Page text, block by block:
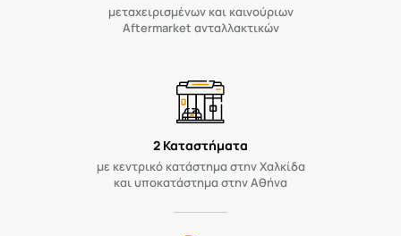
μεταχειρισμένων και καινούριων
Aftermarket ανταλλακτικών
2 Καταστήματα
με κεντρικό κατάστημα στην Χαλκίδα
και υποκατάστημα στην Αθήνα